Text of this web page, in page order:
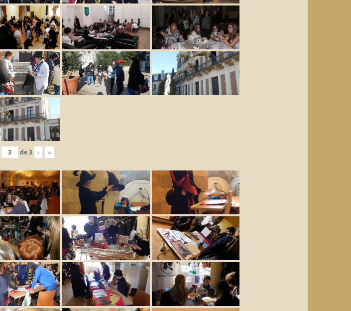
de3 › »